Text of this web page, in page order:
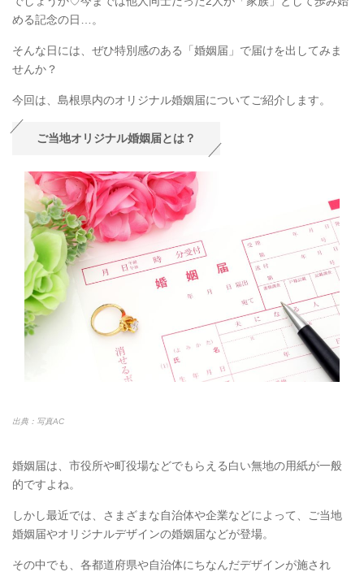
める記念の日…。
そんな日には、ぜひ特別感のある「婚姻届」で届けを出してみま
せんか？
今回は、島根県内のオリジナル婚姻届についてご紹介します。
ご当地オリジナル婚姻届とは？
出典：写真AC
婚姻届は、市役所や町役場などでもらえる白い無地の用紙が一般
的ですよね。
しかし最近では、さまざまな自治体や企業などによって、ご当地
婚姻届やオリジナルデザインの婚姻届などが登場。
その中でも、各都道府県や自治体にちなんだデザインが施され